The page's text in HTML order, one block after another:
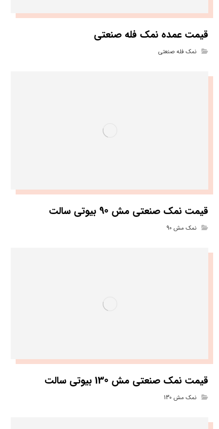
قیمت عمده نمک فله صنعتی
نمک فله صنعتی
قیمت نمک صنعتی مش 90 بیوتی سالت
نمک مش 90
قیمت نمک صنعتی مش 130 بیوتی سالت
نمک مش 130